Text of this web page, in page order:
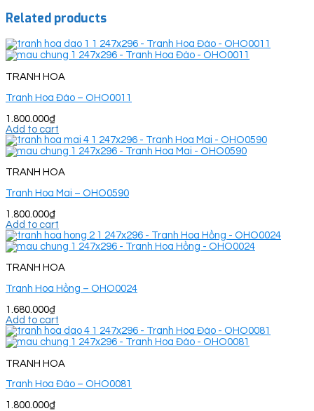
Related products
TRANH HOA
Tranh Hoa Đào – OHO0011
1.800.000₫
Add to cart
TRANH HOA
Tranh Hoa Mai – OHO0590
1.800.000₫
Add to cart
TRANH HOA
Tranh Hoa Hồng – OHO0024
1.680.000₫
Add to cart
TRANH HOA
Tranh Hoa Đào – OHO0081
1.800.000₫